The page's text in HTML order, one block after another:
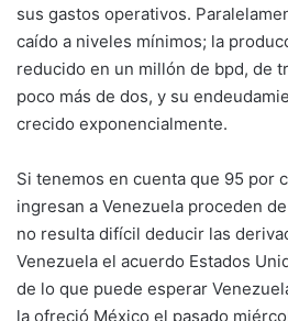
sus gastos operativos.
caído a niveles mínimos; la
reducido en un millón de bpd, de
poco más de dos, y su
crecido exponencialmente.
Si tenemos en cuenta que 95 por
ingresan a Venezuela proceden
no resulta difícil deducir las
Venezuela el acuerdo Estados
de lo que puede esperar
la ofreció México el pasado